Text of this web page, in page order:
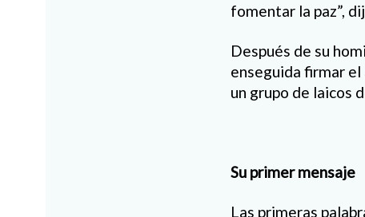
fomentar la paz”,
Después de su
enseguida firmar
un grupo de laicos
Su primer mensaje
Las primeras